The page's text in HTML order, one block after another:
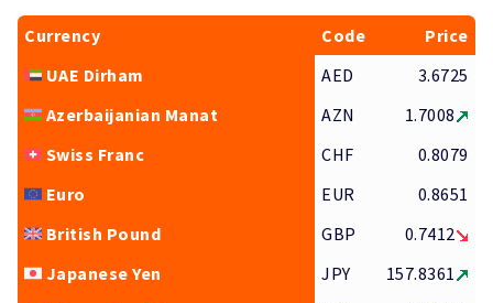
Currency Code
Price
UAE Dirham
AED
3.6725
Azerbaijanian Manat
AZN
1.7008
Swiss Franc
CHF
0.8079
Euro
EUR
0.8651
British Pound
GBP
0.7412
Japanese Yen
JPY
157.8361